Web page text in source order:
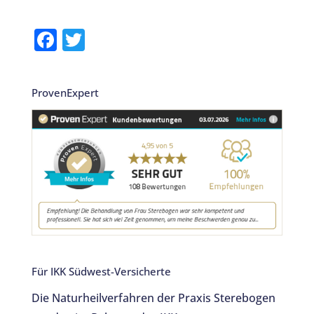
F
a
c
e
b
o
o
k
T
it
te
r
ProvenExpert
Für IKK Südwest-Versicherte
Die Naturheilverfahren der Praxis Sterebogen